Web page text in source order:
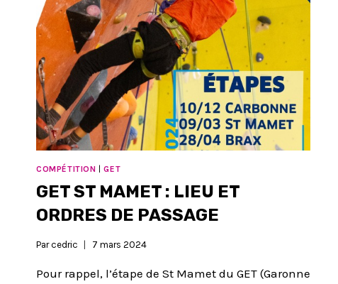
COMPÉTITION |GET
GET ST MAMET : LIEU ET
ORDRES DE PASSAGE
Par cedric 7 mars 2024
Pour rappel, l’étape de St Mamet du GET (Garonne